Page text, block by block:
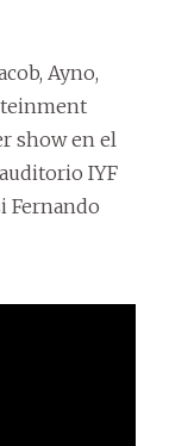
Ayno,
show en el
IYF
Fernando